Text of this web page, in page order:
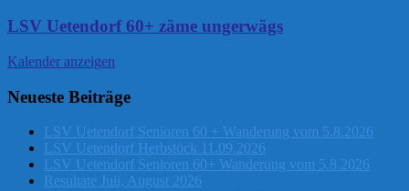
LSV Uetendorf 60+ zäme ungerwägs
Kalender anzeigen
Neueste Beiträge
LSV Uetendorf Senioren 60 + Wanderung vom 5.8.2026
LSV Uetendorf Herbstöck 11.09.2026
LSV Uetendorf Senioren 60+ Wanderung vom 5.8.2026
Resultate Juli, August 2026